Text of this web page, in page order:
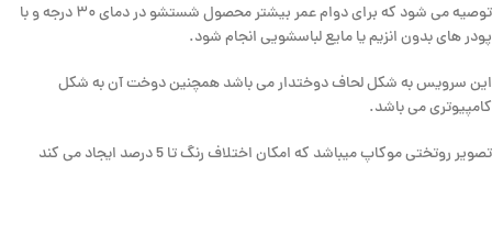
توصیه می شود که برای دوام عمر بیشتر محصول شستشو در دمای ۳۰ درجه و با
پودر های بدون انزیم یا مایع لباسشویی انجام شود.
این سرویس به شکل لحاف دوختدار می باشد همچنین دوخت آن به شکل
کامپیوتری می باشد.
تصویر روتختی موکاپ میباشد که امکان اختلاف رنگ تا 5 درصد ایجاد می کند